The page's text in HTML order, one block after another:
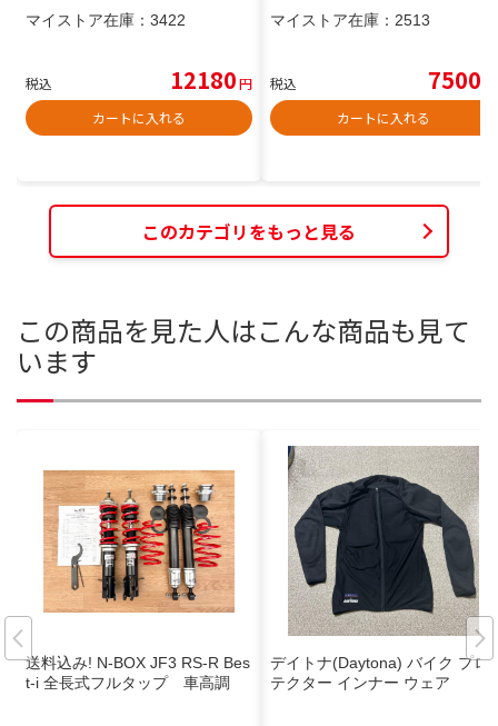
マイストア在庫： 3422
税込 12180円
カートに入れる
マイストア在庫： 2513
税込 7500
カートに入れる
このカテゴリをもっと見る
この商品を見た人はこんな商品も見て
います
送料込み! N-BOX JF3 RS-R Bes
t-i 全長式フルタップ 車高調
デイトナ(Daytona) バイク プロ
テクター インナー ウェア